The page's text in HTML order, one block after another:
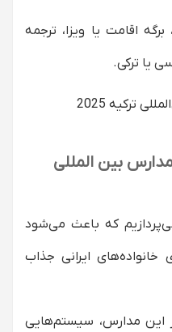
برگه اقامت یا ویزا، ترجمه
یا ترکی.
بین ‌المللی
که باعث می‌شود
خانواده‌های ایرانی جذاب
این مدارس، سیستم‌هایی